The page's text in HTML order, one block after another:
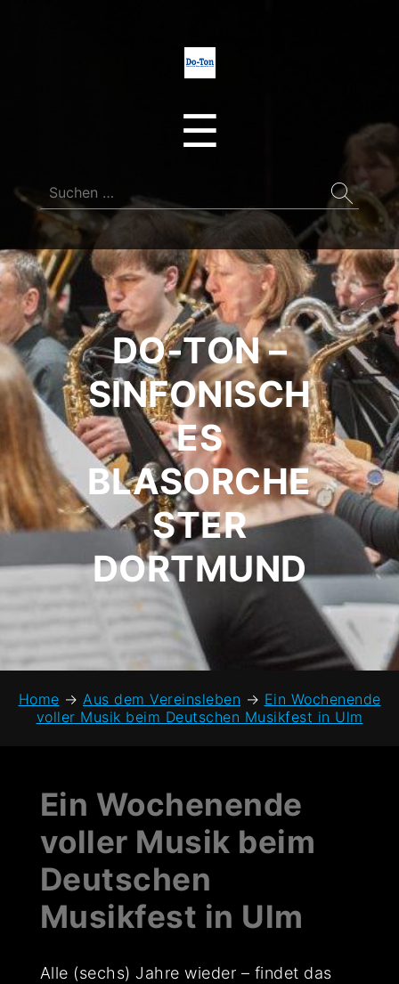
Do-
Ton
☰
Suchen
nach:
DO-TON –
SINFONISCH
ES
BLASORCHE
STER
DORTMUND
Home → Aus dem Vereinsleben → Ein Wochenende
voller Musik beim Deutschen Musikfest in Ulm
Ein Wochenende
voller Musik beim
Deutschen
Musikfest in Ulm
Alle (sechs) Jahre wieder – findet das